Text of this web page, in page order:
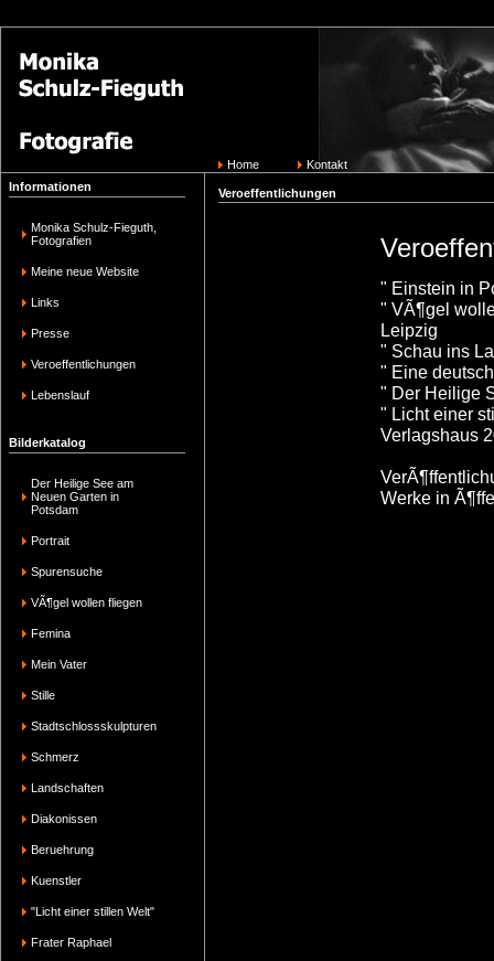
Home
Kontakt
Informationen
Monika Schulz-Fieguth,
Fotografien
Meine neue Website
Links
Presse
Veroeffentlichungen
Lebenslauf
Bilderkatalog
Der Heilige See am
Neuen Garten in
Potsdam
Portrait
Spurensuche
VÃ¶gel wollen fliegen
Femina
Mein Vater
Stille
Stadtschlossskulpturen
Schmerz
Landschaften
Diakonissen
Beruehrung
Kuenstler
"Licht einer stillen Welt"
Frater Raphael
Veroeffentlichungen
" Einstein in
" VÃ¶gel
Leipzig
" Schau ins
" Eine
" Der Heilige
" Licht einer
Verlagshaus
Werke in